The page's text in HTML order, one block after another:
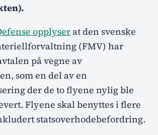
opplyser at den svenske
(FMV) har
på vegne av
som en del av en
der de to flyene nylig ble
Flyene skal benyttes i flere
statsoverhodebefordring.